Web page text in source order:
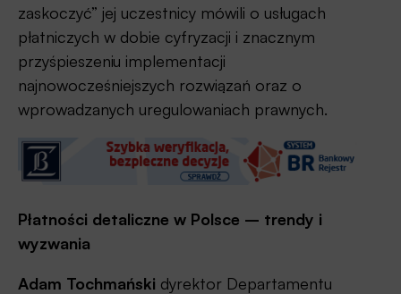
zaskoczyć” jej uczestnicy mówili o usługach
płatniczych w dobie cyfryzacji i znacznym
przyśpieszeniu implementacji
najnowocześniejszych rozwiązań oraz o
wprowadzanych uregulowaniach prawnych.
Płatności detaliczne w Polsce – trendy i
wyzwania
Adam Tochmański dyrektor Departamentu